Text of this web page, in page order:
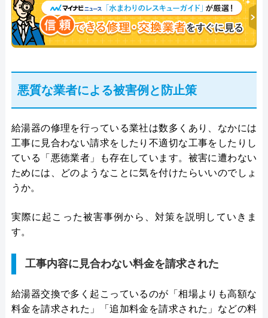
ャリスト。
悪質な業者による被害例と防止策
給湯器の修理を行っている業社は数多くあり、なかには
工事に見合わない請求をしたり不適切な工事をしたりし
ている「悪徳業者」も存在しています。被害に遭わない
ためには、どのようなことに気を付けたらいいのでしょ
うか。
実際に起こった被害事例から、対策を説明していきま
す。
工事内容に見合わない料金を請求された
給湯器交換で多く起こっているのが「相場よりも高額な
料金を請求された」「追加料金を請求された」などの料